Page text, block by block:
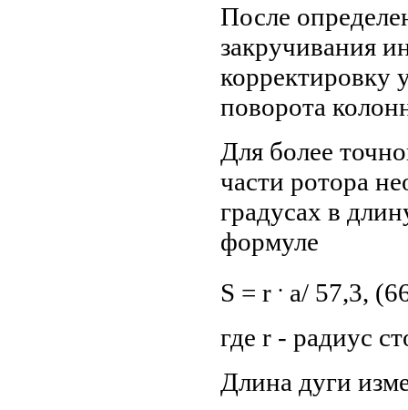
После
закручивания
корректировку
поворота
Для более
части ротора
градусах в
формуле
S = r . a/ 57,3,
где r - радиус
Длина дуги